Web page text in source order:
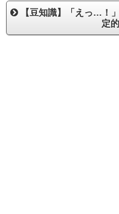
【豆知識】「えっ…！
定